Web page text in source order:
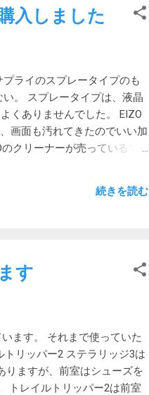
焚き火テーブルの存在を知
ル を購入しました それにし
入しました
ライのスプレータイプのも
。 スプレータイプは、液晶
くありませんでした。 EIZO
画面も汚れてきたのでいい加
クリーナーが売っているで
当に驚くほどよく落ちます。
かし、残念なことに大して
。 自宅のモニターは、汚れ
落ちが今ひとつだったので、
続きを読む
す
ます。 それまで使っていた
リッパー2 ステラリッジ3は
りますが、前室はシューズを
トレイルトリッパー2は前室